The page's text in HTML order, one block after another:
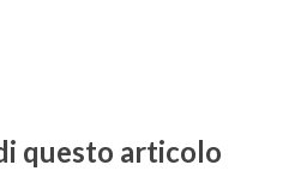
questo articolo